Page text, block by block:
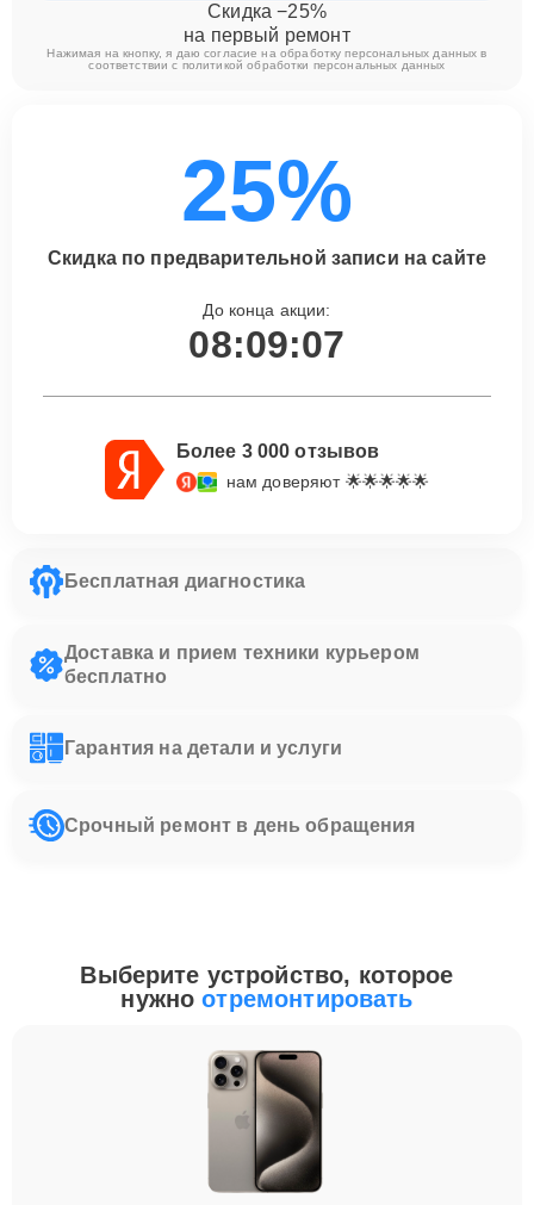
Скидка −25%
на первый ремонт
Нажимая на кнопку, я даю согласие на обработку персональных данных в
соответствии с политикой обработки персональных данных
25%
Скидка по предварительной записи на сайте
До конца акции:
08:09:06
Более 3 000 отзывов
нам доверяют 🌟🌟🌟🌟🌟
Бесплатная диагностика
Доставка и прием техники курьером
бесплатно
Гарантия на детали и услуги
Срочный ремонт в день обращения
Выберите устройство, которое
нужноотремонтировать